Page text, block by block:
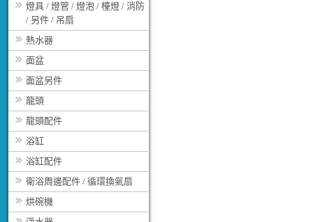
燈具 / 燈管 / 燈泡 / 檯燈 / 消防
/ 另件 / 吊扇
熱水器
面盆
面盆另件
龍頭
龍頭配件
浴缸
浴缸配件
衛浴周邊配件 / 循環換氣扇
烘碗機